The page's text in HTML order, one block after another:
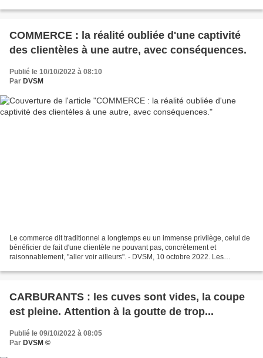
COMMERCE : la réalité oubliée d'une captivité
des clientèles à une autre, avec conséquences.
Publié le 10/10/2022 à 08:10
Par DVSM
Le commerce dit traditionnel a longtemps eu un immense privilège, celui de
bénéficier de fait d'une clientèle ne pouvant pas, concrètement et
raisonnablement, "aller voir ailleurs". - DVSM, 10 octobre 2022. Les
CARBURANTS : les cuves sont vides, la coupe
est pleine. Attention à la goutte de trop...
Publié le 09/10/2022 à 08:05
Par DVSM ©